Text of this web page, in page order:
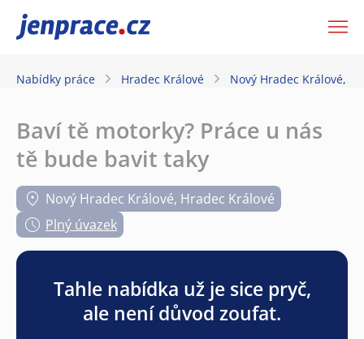
JenPráce.cz
Nabídky práce Hradec Králové Nový Hradec Králové,
Baví tě motorky? Práce u nás
tě bude bavit taky
Nový Hradec Králové, Hradec Králové
Plný úvazek
Tahle nabídka už je sice pryč,
ale není důvod zoufat.